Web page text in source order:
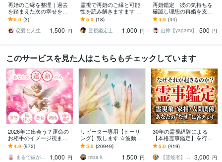
再婚のご縁を整理｜過去
を踏まえた次の幸せを占
います 次こそ安心できる
相手との出会いを。再婚
の未来を具体的に。
5.0 (3)
恋愛と人生の深層心理を読む占い師｜みさこ
1,500 円
霊視で再婚のご縁と可能
性を読み解きますます 特
定の相手との再婚も、新
たな出会いも霊視でサポ
ート
5.0 (18)
霊視鑑定士 葉月（霊眼）
1,000 円
再婚鑑定 彼の気持ちを
確認し理想の再婚を支援
します 片思い/運命の相手
が理想の再婚相手から鑑
定します。
4.9 (44)
山神【yagami】
500 円
このサービスを見た人はこちらもチェックしています
2026年に出会う？運命の
お相手のイメージ視ます
私は1人…周りが結婚して
焦る。婚活マッチングア
プリ再婚離婚
4.9 (972)
まるで彼が話してるかのようにお届けl運子
1,000 円
リピーター専用【ヒーリ
ング】致します ☆波動を
上げ、流れを良くします
☆
5.0 (20949)
misa k
1,500 円
30年の霊視経験による
【本格霊事鑑定】を行い
ます 霊現象・家相・家
系・先祖・土地・人間関
係・悪縁・因縁・厄払い
5.0 (419)
【霊能者】天晴
3,000 円